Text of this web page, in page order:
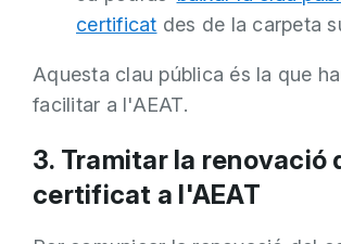
certificat des de la carpeta
Aquesta clau pública és la que
facilitar a l'AEAT.
3. Tramitar la renovació
certificat a l'AEAT